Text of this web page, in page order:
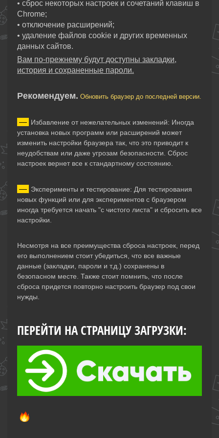
• сброс некоторых настроек и сочетаний клавиш в
Chrome;
• отключение расширений;
• удаление файлов cookie и других временных
данных сайтов.
Вам по-прежнему будут доступны закладки,
история и сохраненные пароли.
Рекомендуем. Обновить браузер до последней версии.
— Избавление от нежелательных изменений: Иногда
установка новых программ или расширений может
изменить настройки браузера так, что это приводит к
неудобствам или даже угрозам безопасности. Сброс
настроек вернет все к стандартному состоянию.
— Эксперименты и тестирование: Для тестирования
новых функций или для экспериментов с браузером
иногда требуется начать "с чистого листа" и сбросить все
настройки.
Несмотря на все преимущества сброса настроек, перед
его выполнением стоит убедиться, что все важные
данные (закладки, пароли и т.д.) сохранены в
безопасном месте. Также стоит помнить, что после
сброса придется повторно настроить браузер под свои
нужды.
ПЕРЕЙТИ НА СТРАНИЦУ ЗАГРУЗКИ: